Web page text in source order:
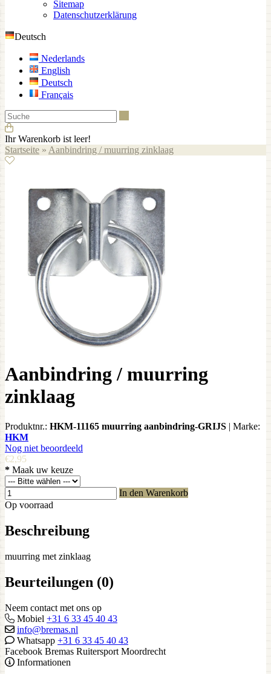
Sitemap
Datenschutzerklärung
Deutsch
Nederlands
English
Deutsch
Français
Ihr Warenkorb ist leer!
Startseite » Aanbindring / muurring zinklaag
Aanbindring / muurring
zinklaag
Produktnr.: HKM-11165 muurring aanbindring-GRIJS | Marke:
HKM
Nog niet beoordeeld
€2,95
* Maak uw keuze
In den Warenkorb
Op voorraad
Beschreibung
muurring met zinklaag
Beurteilungen (0)
Neem contact met ons op
Mobiel +31 6 33 45 40 43
info@bremas.nl
Whatsapp +31 6 33 45 40 43
Facebook Bremas Ruitersport Moordrecht
Informationen